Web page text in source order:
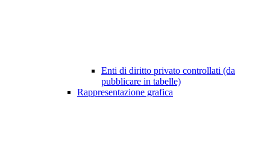
Enti di diritto privato controllati (da
pubblicare in tabelle)
Rappresentazione grafica